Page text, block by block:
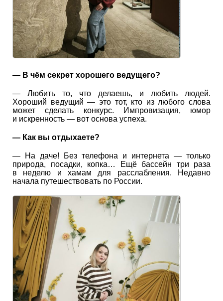
— В чём секрет хорошего ведущего?
— Любить то, что делаешь, и любить людей.
Хороший ведущий — это тот, кто из любого слова
может сделать конкурс. Импровизация, юмор
и искренность — вот основа успеха.
— Как вы отдыхаете?
— На даче! Без телефона и интернета — только
природа, посадки, копка… Ещё бассейн три раза
в неделю и хамам для расслабления. Недавно
начала путешествовать по России.